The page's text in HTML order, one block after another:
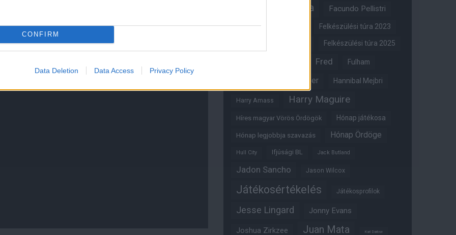
CONFIRM
Data Deletion Data Access Privacy Policy
FA-kupa Facundo Pellistri
Felkészülési túra 2022 Felkészülési túra 2023
Felkészülési túra 2025
Fred Fulham
Glazer Hannibal Mejbri
Harry Amass Harry Maguire
Híres magyar Vörös Ördögök Hónap játékosa
Hónap legjobbja szavazás Hónap Ördöge
Hull City Ifjúsági BL Jack Butland
Jadon Sancho Jason Wilcox
Játékosértékelés Játékosprofilok
Jesse Lingard Jonny Evans
Joshua Zirkzee Juan Mata Karl Darlow